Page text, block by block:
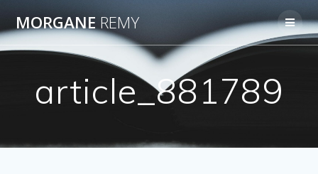
contenu
MORGANE REMY
article_881789